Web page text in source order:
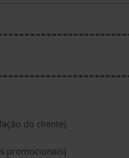
do cliente)
promocionais)